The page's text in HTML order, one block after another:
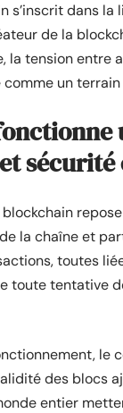
s’inscrit dans
de la
la tension
comme un
blockchain
la chaîne et
toutes
toute tentative
le
des blocs
entier